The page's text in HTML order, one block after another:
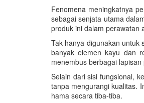
Fenomena meningkatnya
sebagai senjata utama
produk ini dalam perawatan
Tak hanya digunakan untuk
banyak elemen kayu dan
menembus berbagai
Selain dari sisi fungsional,
tanpa mengurangi kualitas.
hama secara tiba-tiba.